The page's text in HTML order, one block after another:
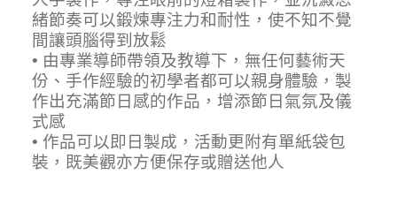
緒節奏可以鍛煉專注力和耐性，使不知不覺
間讓頭腦得到放鬆
• 由專業導師帶領及教導下，無任何藝術天
份、手作經驗的初學者都可以親身體驗，製
作出充滿節日感的作品，增添節日氣氛及儀
式感
• 作品可以即日製成，活動更附有單紙袋包
裝，既美觀亦方便保存或贈送他人